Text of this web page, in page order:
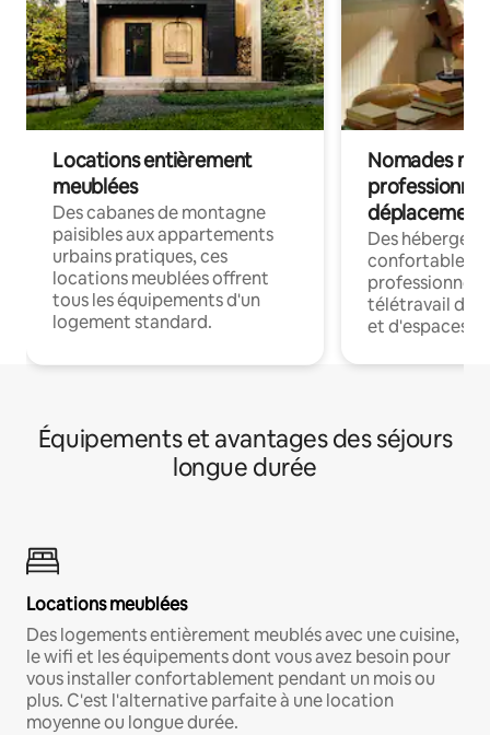
Locations entièrement
meublées
Des cabanes de montagne
paisibles aux appartements
urbains pratiques, ces
locations meublées offrent
tous les équipements d'un
logement standard.
Nomades
déplacement
Des
confortables
professionnels
télétravail
et d'espaces
Équipements et avantages des séjours
longue durée
Locations meublées
Des logements entièrement meublés avec une cuisine,
le wifi et les équipements dont vous avez besoin pour
vous installer confortablement pendant un mois ou
plus. C'est l'alternative parfaite à une location
moyenne ou longue durée.